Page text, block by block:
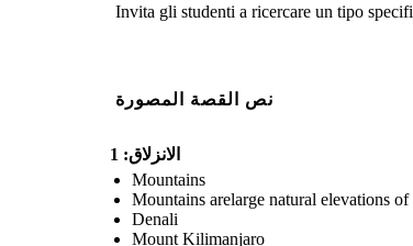
Invita gli studenti a ricercare un tipo
نص القصة المصورة
الانزلاق: 1
Mountains
Mountains arelarge natural elevations
Denali
Mount Kilimanjaro